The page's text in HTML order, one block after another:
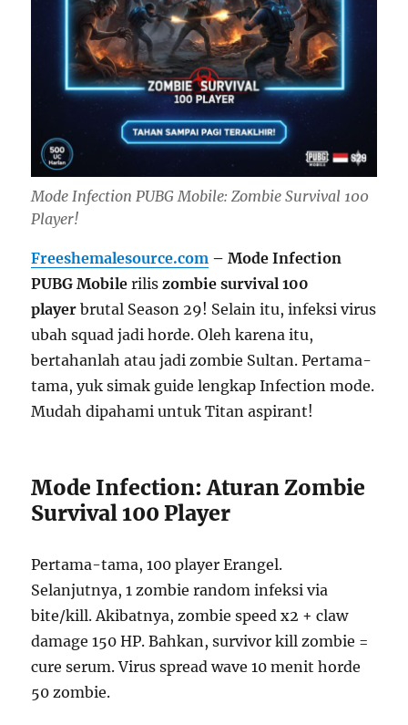
Mode Infection PUBG Mobile: Zombie Survival 100
Player!
Freeshemalesource.com – Mode Infection
PUBG Mobile riliszombie survival 100
player brutal Season 29! Selain itu, infeksi virus
ubah squad jadi horde. Oleh karena itu,
bertahanlah atau jadi zombie Sultan. Pertama-
tama, yuk simak guide lengkap Infection mode.
Mudah dipahami untuk Titan aspirant!
Mode Infection: Aturan Zombie
Survival 100 Player
Pertama-tama, 100 player Erangel.
Selanjutnya, 1 zombie random infeksi via
bite/kill. Akibatnya, zombie speed x2 + claw
damage 150 HP. Bahkan, survivor kill zombie =
cure serum. Virus spread wave 10 menit horde
50 zombie.